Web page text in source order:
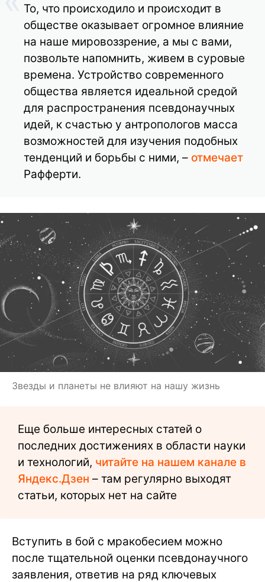
То, что происходило и происходит в
обществе оказывает огромное влияние
на наше мировоззрение, а мы с вами,
позвольте напомнить, живем в суровые
времена. Устройство современного
общества является идеальной средой
для распространения псевдонаучных
идей, к счастью у антропологов масса
возможностей для изучения подобных
тенденций и борьбы с ними, – отмечает
Рафферти.
Звезды и планеты не влияют на нашу жизнь
Еще больше интересных статей о
последних достижениях в области науки
и технологий, читайте на нашем канале в
Яндекс.Дзен – там регулярно выходят
статьи, которых нет на сайте
Вступить в бой с мракобесием можно
после тщательной оценки псевдонаучного
заявления, ответив на ряд ключевых